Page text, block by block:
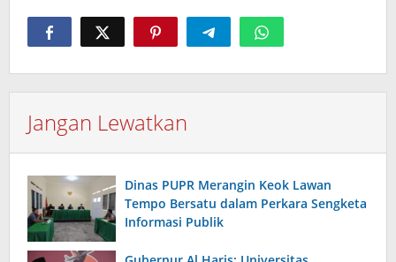
Jangan Lewatkan
Dinas PUPR Merangin Keok Lawan
Tempo Bersatu dalam Perkara Sengketa
Informasi Publik